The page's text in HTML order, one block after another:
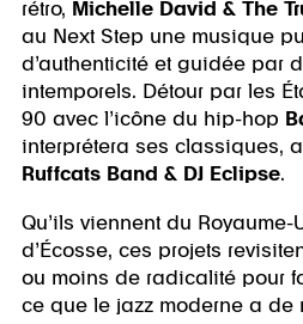
rétro,
Michelle David & The
au Next Step une musique
d’authenticité et guidée par
intemporels. Détour par les
90 avec l’icône du hip-hop
interprétera ses classiques,
Ruffcats Band & DJ Eclipse.
Qu’ils viennent du Royaume-
d’Écosse, ces projets
ou moins de radicalité pour
ce que le jazz moderne a de